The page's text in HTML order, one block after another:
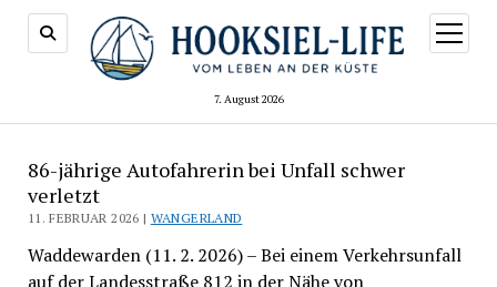
7. August 2026
Menü
öffnen
86-jährige Autofahrerin bei Unfall schwer
verletzt
11. FEBRUAR 2026 | WANGERLAND
Waddewarden (11. 2. 2026) – Bei einem Verkehrsunfall
auf der Landesstraße 812 in der Nähe von